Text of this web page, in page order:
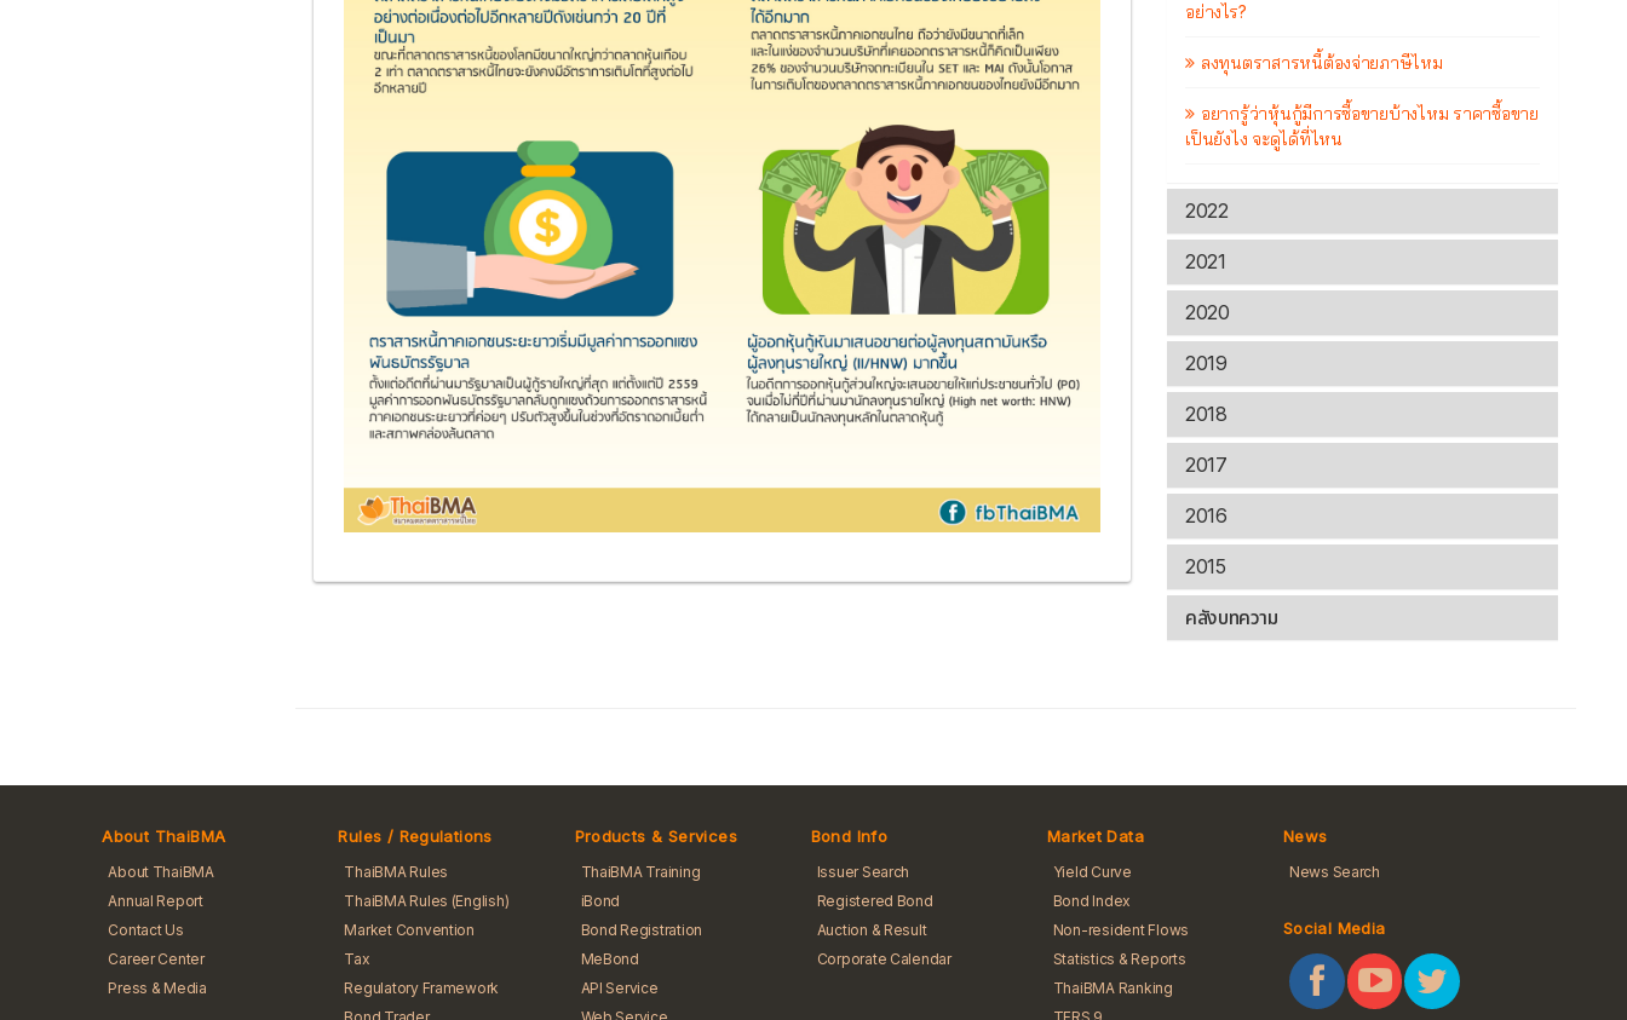
อย่างไร?
ลงทุนตราสารหนี้ต้องจ่ายภาษีไหม
อยากรู้ว่าหุ้นกู้มีการซื้อขายบ้างไหม ราคาซื้อขาย
เป็นยังไง จะดูได้ที่ไหน
2022
2021
2020
2019
2018
2017
2016
2015
คลังบทความ
About ThaiBMA
About ThaiBMA
Annual Report
Contact Us
Career Center
Press & Media
Rules / Regulations
ThaiBMA Rules
ThaiBMA Rules (English)
Market Convention
Tax
Regulatory Framework
Products & Services
ThaiBMA Training
iBond
Bond Registration
MeBond
API Service
Bond Info
Issuer Search
Registered Bond
Auction & Result
Corporate Calendar
Market Data
Yield Curve
Bond Index
Non-resident Flows
Statistics & Reports
ThaiBMA Ranking
News
News Search
Social Media